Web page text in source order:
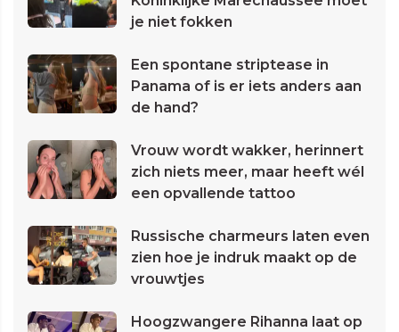
je niet fokken
Een spontane striptease in
Panama of is er iets anders aan
de hand?
Vrouw wordt wakker, herinnert
zich niets meer, maar heeft wél
een opvallende tattoo
Russische charmeurs laten even
zien hoe je indruk maakt op de
vrouwtjes
Hoogzwangere Rihanna laat op